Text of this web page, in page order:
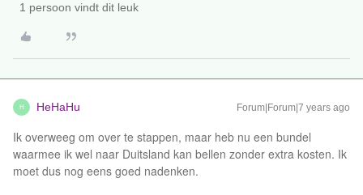
1 persoon vindt dit leuk
H HeHaHu Forum|Forum|7 years ago
Ik overweeg om over te stappen, maar heb nu een bundel
waarmee ik wel naar Duitsland kan bellen zonder extra kosten. Ik
moet dus nog eens goed nadenken.